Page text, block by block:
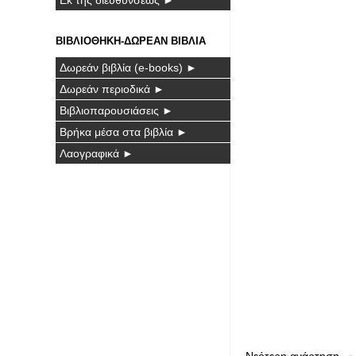
ΒΙΒΛΙΟΘΗΚΗ-ΔΩΡΕΑΝ ΒΙΒΛΙΑ
Δωρεάν βιβλία (e-books) ►
Δωρεάν περιοδικά ►
Βιβλιοπαρουσιάσεις ►
Βρήκα μέσα στα βιβλία ►
Λαογραφικά ►